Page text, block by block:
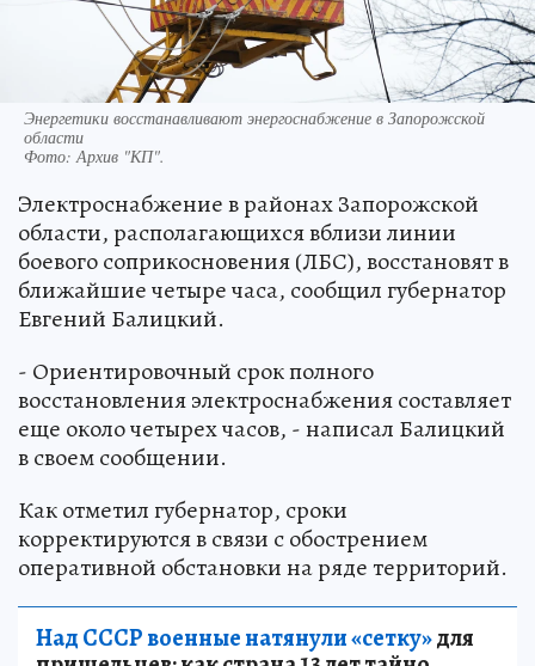
Энергетики восстанавливают энергоснабжение в Запорожской
области
Фото:Архив "КП".
Электроснабжение в районах Запорожской
области, располагающихся вблизи линии
боевого соприкосновения (ЛБС), восстановят в
ближайшие четыре часа, сообщил губернатор
Евгений Балицкий.
- Ориентировочный срок полного
восстановления электроснабжения составляет
еще около четырех часов, - написал Балицкий
в своем сообщении.
Как отметил губернатор, сроки
корректируются в связи с обострением
оперативной обстановки на ряде территорий.
Над СССР военные натянули «сетку»для